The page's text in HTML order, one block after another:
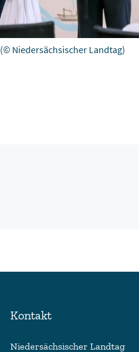
(© Niedersächsischer Landtag)
Kontakt
Niedersächsischer Landtag